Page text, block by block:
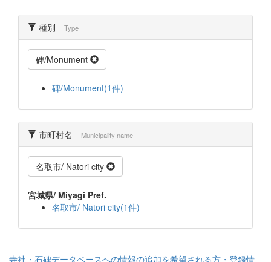
種別 Type
碑/Monument
碑/Monument(1件)
市町村名 Municipality name
名取市/ Natori city
宮城県/ Miyagi Pref.
名取市/ Natori city(1件)
寺社・石碑データベースへの情報の追加を希望される方・登録情